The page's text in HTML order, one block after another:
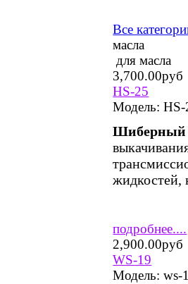
Все
масла
для масла
3,700.00руб
HS-25
Модель:
Шиберный
жидкостей,
подробнее....
2,900.00руб
WS-19
Модель: ws-